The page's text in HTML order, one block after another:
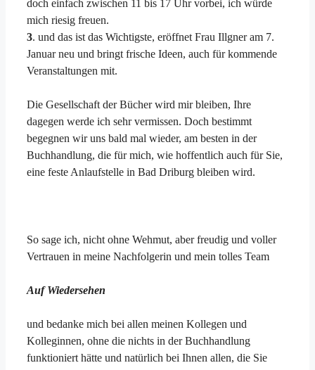
doch einfach zwischen 11 bis 17 Uhr vorbei, ich würde
mich riesig freuen.
3. und das ist das Wichtigste, eröffnet Frau Illgner am 7.
Januar neu und bringt frische Ideen, auch für kommende
Veranstaltungen mit.
Die Gesellschaft der Bücher wird mir bleiben, Ihre
dagegen werde ich sehr vermissen. Doch bestimmt
begegnen wir uns bald mal wieder, am besten in der
Buchhandlung, die für mich, wie hoffentlich auch für Sie,
eine feste Anlaufstelle in Bad Driburg bleiben wird.
So sage ich, nicht ohne Wehmut, aber freudig und voller
Vertrauen in meine Nachfolgerin und mein tolles Team
Auf Wiedersehen
und bedanke mich bei allen meinen Kollegen und
Kolleginnen, ohne die nichts in der Buchhandlung
funktioniert hätte und natürlich bei Ihnen allen, die Sie